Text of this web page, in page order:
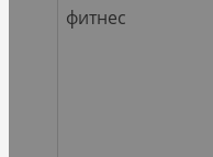
фитнес